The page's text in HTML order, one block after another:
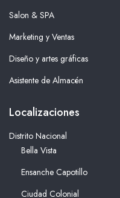
Salon & SPA
Marketing y Ventas
Diseño y artes gráficas
Asistente de Almacén
Localizaciones
Distrito Nacional
Bella Vista
Ensanche Capotillo
Ciudad Colonial